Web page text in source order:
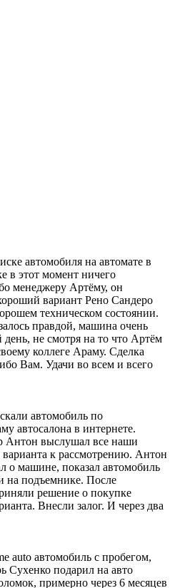
автомобиля на автомате в
в этот момент ничего
менеджеру Артёму, он
вариант Рено Сандеро
техническом состоянии.
правдой, машина очень
не смотря на то что Артём
коллеге Араму. Сделка
Вам. Удачи во всем и всего
автомобиль по
автосалона в интернете.
Антон выслушал все наши
к рассмотрению. Антон
о машине, показал автомобиль
на подъемнике. После
решение о покупке
Внесли залог. И через два
auto автомобиль с пробегом,
Сухенко подарил на авто
примерно через 6 месяцев